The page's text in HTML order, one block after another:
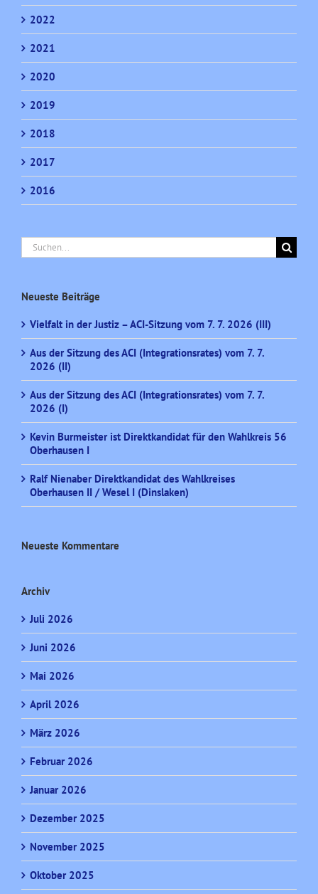
2022
2021
2020
2019
2018
2017
2016
Suche
nach:
Neueste Beiträge
Vielfalt in der Justiz – ACI-Sitzung vom 7. 7. 2026 (III)
Aus der Sitzung des ACI (Integrationsrates) vom 7. 7.
2026 (II)
Aus der Sitzung des ACI (Integrationsrates) vom 7. 7.
2026 (I)
Kevin Burmeister ist Direktkandidat für den Wahlkreis 56
Oberhausen I
Ralf Nienaber Direktkandidat des Wahlkreises
Oberhausen II / Wesel I (Dinslaken)
Neueste Kommentare
Archiv
Juli 2026
Juni 2026
Mai 2026
April 2026
März 2026
Februar 2026
Januar 2026
Dezember 2025
November 2025
Oktober 2025